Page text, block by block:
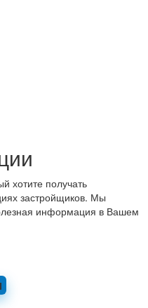
хотите получать
застройщиков. Мы
информация в Вашем